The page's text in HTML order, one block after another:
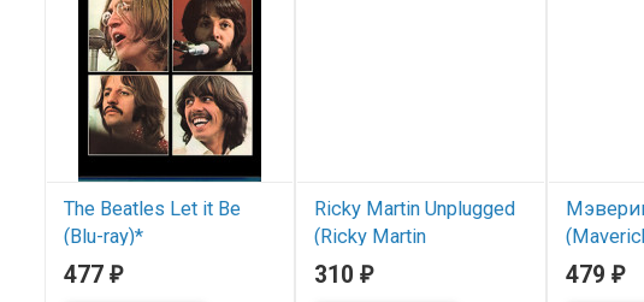
The Beatles Let it Be
(Blu-ray)*
477 ₽
Ricky Martin Unplugged
(Ricky Martin
Unplugged)
310₽
В
479 ₽